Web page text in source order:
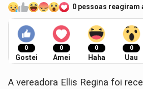
0 pessoas reagiram
0
Gostei
0
Amei
0
Haha
0
Uau
A vereadora Ellis Regina foi